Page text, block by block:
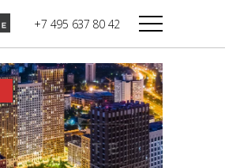
+7 495 637 80 42
Дикси
Верный
Мираторг
Магнолия
В башне
Башня Федерация-II
Запад
Башня Федерация-I
Восток
Город Столиц,
Северный блок